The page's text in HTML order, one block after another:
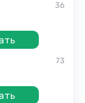
36
73